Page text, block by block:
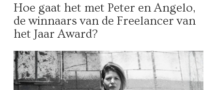
Hoe gaat het met Peter en Angelo,
de winnaars van de Freelancer van
het Jaar Award?